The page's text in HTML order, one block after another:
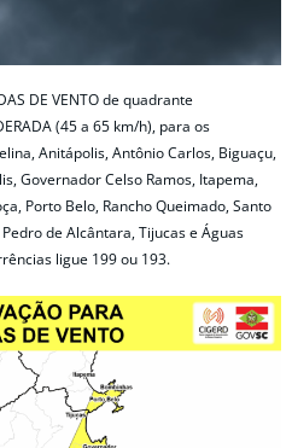
DE VENTO de quadrante
(45 a 65 km/h), para os
Anitápolis, Antônio Carlos, Biguaçu,
Governador Celso Ramos, Itapema,
Porto Belo, Rancho Queimado, Santo
de Alcântara, Tijucas e Águas
ligue 199 ou 193.